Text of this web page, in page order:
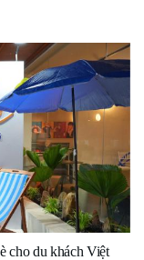
cho du khách Việt